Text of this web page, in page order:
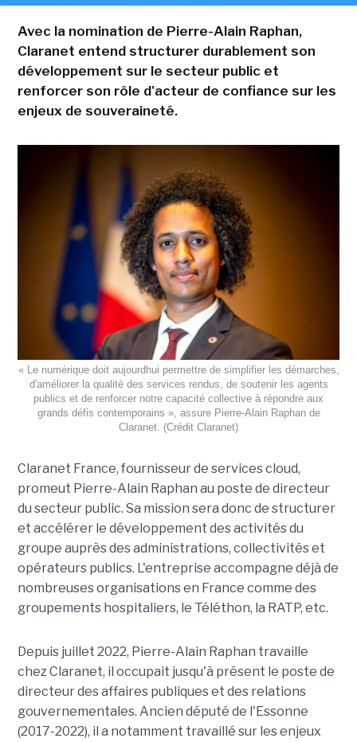
Avec la nomination de Pierre-Alain Raphan,
Claranet entend structurer durablement son
développement sur le secteur public et
renforcer son rôle d'acteur de confiance sur les
enjeux de souveraineté.
« Le numérique doit aujourdhui permettre de simplifier les démarches,
d'améliorer la qualité des services rendus, de soutenir les agents
publics et de renforcer notre capacité collective à répondre aux
grands défis contemporains », assure Pierre-Alain Raphan de
Claranet. (Crédit Claranet)
Claranet France, fournisseur de services cloud,
promeut Pierre-Alain Raphan au poste de directeur
du secteur public. Sa mission sera donc de structurer
et accélérer le développement des activités du
groupe auprès des administrations, collectivités et
opérateurs publics. L'entreprise accompagne déjà de
nombreuses organisations en France comme des
groupements hospitaliers, le Téléthon, la RATP, etc.
Depuis juillet 2022, Pierre-Alain Raphan travaille
chez Claranet, il occupait jusqu'à présent le poste de
directeur des affaires publiques et des relations
gouvernementales. Ancien député de l'Essonne
(2017-2022), il a notamment travaillé sur les enjeux